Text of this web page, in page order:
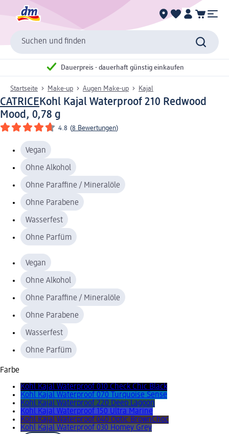
Suchen und finden
Dauerpreis - dauerhaft günstig einkaufen
Startseite Make-up Augen Make-up Kajal
CATRICE Kohl Kajal Waterproof 210 Redwood
Mood, 0,78 g
4.8 (8 Bewertungen)
Vegan
Ohne Alkohol
Ohne Paraffine / Mineralöle
Ohne Parabene
Wasserfest
Ohne Parfüm
Vegan
Ohne Alkohol
Ohne Paraffine / Mineralöle
Ohne Parabene
Wasserfest
Ohne Parfüm
Farbe
Kohl Kajal Waterproof 010 Check Chic Black
Kohl Kajal Waterproof 070 Turquoise Sense
Kohl Kajal Waterproof 220 Deep Lagoon
Kohl Kajal Waterproof 150 Ultra Marine
Kohl Kajal Waterproof 040 Optic BrownChoc
Kohl Kajal Waterproof 030 Homey Grey